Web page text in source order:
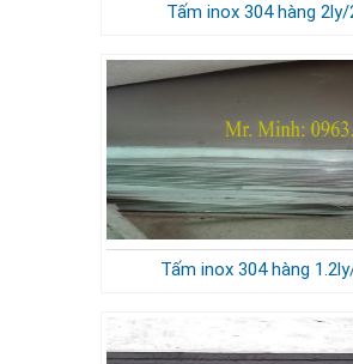
Tấm inox 304 hàng 2ly/
Tấm inox 304 hàng